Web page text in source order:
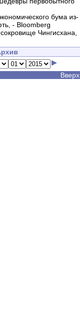
бума из-
- Bloomberg
Чингисхана,
Вверх